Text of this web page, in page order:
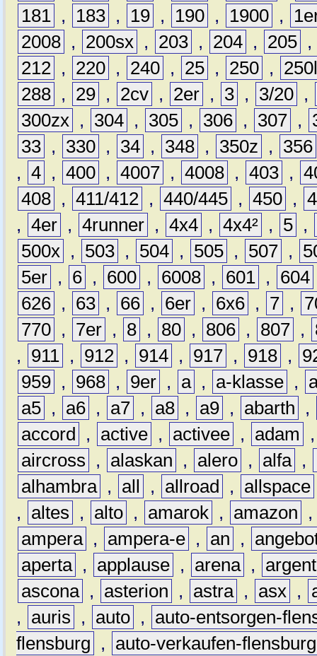
181 , 183 , 19 , 190 , 1900 ,
2008 , 200sx , 203 , 204 , 205 ,
212 , 220 , 240 , 25 , 250 ,
288 , 29 , 2cv , 2er , 3 , 3/20 ,
300zx , 304 , 305 , 306 , 307 ,
33 , 330 , 34 , 348 , 350z ,
356
, 4 , 400 , 4007 , 4008 , 403 ,
408 , 411/412 , 440/445 , 450 ,
, 4er , 4runner , 4x4 , 4x4² , 5 ,
500x , 503 , 504 , 505 , 507 ,
5er , 6 , 600 , 6008 , 601 , 604
626 , 63 , 66 , 6er , 6x6 , 7 ,
770 , 7er , 8 , 80 , 806 , 807 ,
,
911 , 912 , 914 , 917 , 918 ,
959 , 968 , 9er , a , a-klasse ,
a5 , a6 , a7 , a8 , a9 , abarth
,
accord
, active , activee , adam
aircross
, alaskan , alero , alfa ,
alhambra , all , allroad , allspace
,
altes , alto , amarok , amazon
ampera , ampera-e , an ,
aperta , applause , arena ,
ascona , asterion , astra , asx ,
,
auris , auto ,
auto-entsorgen-
flensburg
,
auto-verkaufen-flensburg